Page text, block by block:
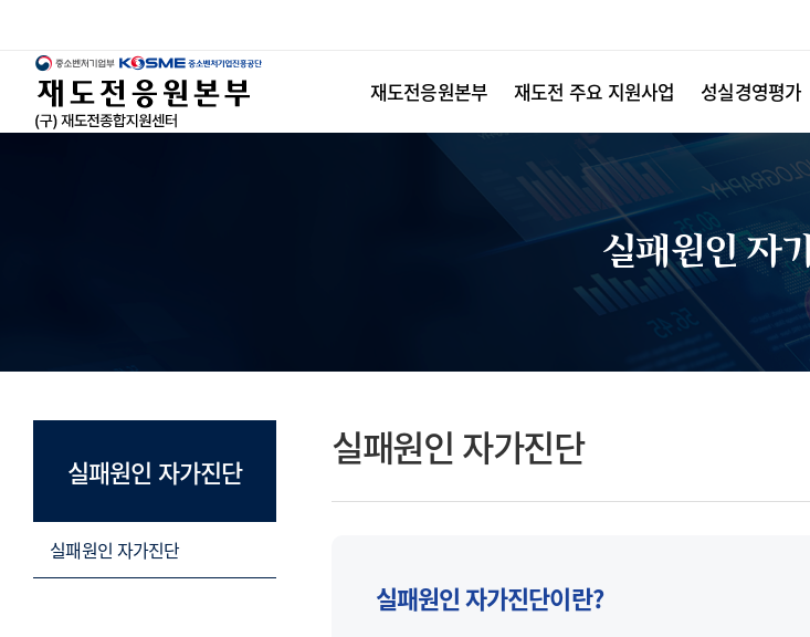
재도전응원본부 재도전 주요 지원사업 성실경영평가
실패원인 자
실패원인 자가진단
실패원인 자가진단
실패원인 자가진단
실패원인 자가진단이란?